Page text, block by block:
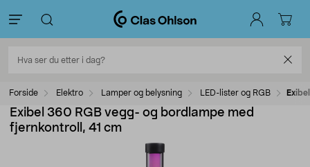
Forside Elektro Lamper og belysning LED-lister og RGB
Exibel 360 RGB vegg- og bordlampe med
fjernkontroll, 41 cm